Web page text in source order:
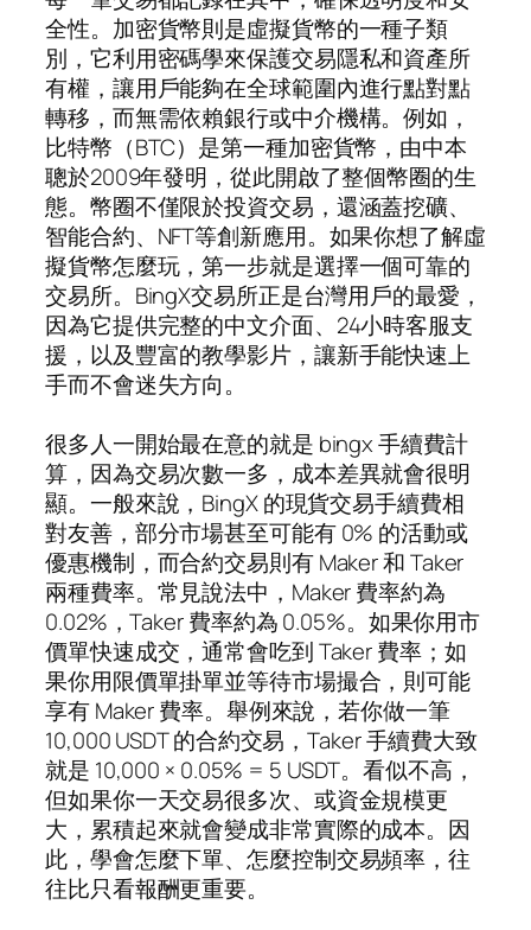
全性。加密貨幣則是虛擬貨幣的一種子類
別，它利用密碼學來保護交易隱私和資產所
有權，讓用戶能夠在全球範圍內進行點對點
轉移，而無需依賴銀行或中介機構。例如，
比特幣（BTC）是第一種加密貨幣，由中本
聰於2009年發明，從此開啟了整個幣圈的生
態。幣圈不僅限於投資交易，還涵蓋挖礦、
智能合約、NFT等創新應用。如果你想了解虛
擬貨幣怎麼玩，第一步就是選擇一個可靠的
交易所。BingX交易所正是台灣用戶的最愛，
因為它提供完整的中文介面、24小時客服支
援，以及豐富的教學影片，讓新手能快速上
手而不會迷失方向。
很多人一開始最在意的就是 bingx 手續費計
算，因為交易次數一多，成本差異就會很明
顯。一般來說，BingX 的現貨交易手續費相
對友善，部分市場甚至可能有 0% 的活動或
優惠機制，而合約交易則有 Maker 和 Taker
兩種費率。常見說法中，Maker 費率約為
0.02%，Taker 費率約為 0.05%。如果你用市
價單快速成交，通常會吃到 Taker 費率；如
果你用限價單掛單並等待市場撮合，則可能
享有 Maker 費率。舉例來說，若你做一筆
10,000 USDT 的合約交易，Taker 手續費大致
就是 10,000 × 0.05% = 5 USDT。看似不高，
但如果你一天交易很多次、或資金規模更
大，累積起來就會變成非常實際的成本。因
此，學會怎麼下單、怎麼控制交易頻率，往
往比只看報酬更重要。